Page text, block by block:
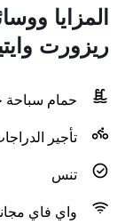
المزايا
ريزورت
حمام سباحة
تأجير
تنس
واي فاي